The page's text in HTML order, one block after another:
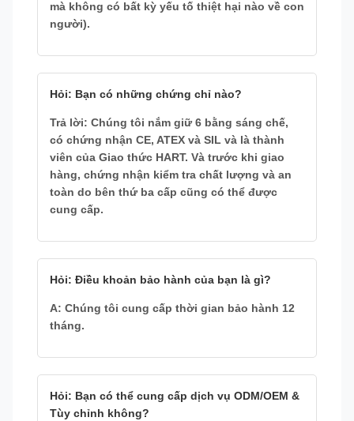
mà không có bất kỳ yếu tố thiệt hại nào về con
người).
Hỏi: Bạn có những chứng chỉ nào?
Trả lời: Chúng tôi nắm giữ 6 bằng sáng chế,
có chứng nhận CE, ATEX và SIL và là thành
viên của Giao thức HART. Và trước khi giao
hàng, chứng nhận kiểm tra chất lượng và an
toàn do bên thứ ba cấp cũng có thể được
cung cấp.
Hỏi: Điều khoản bảo hành của bạn là gì?
A: Chúng tôi cung cấp thời gian bảo hành 12
tháng.
Hỏi: Bạn có thể cung cấp dịch vụ ODM/OEM &
Tùy chỉnh không?